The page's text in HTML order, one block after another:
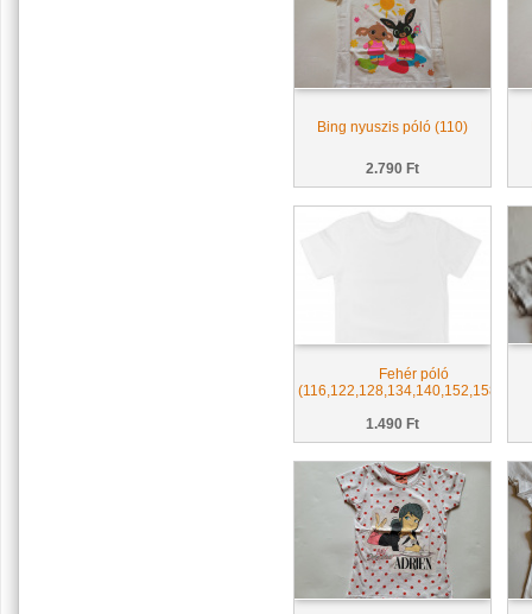
Bing nyuszis póló (110)
2.790 Ft
Fehér póló
(116,122,128,134,140,152,158,164)
1.490 Ft